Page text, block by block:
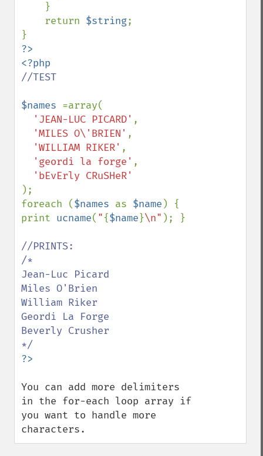
    return
$string;
?>
//TEST
$names =array(
'JEAN-LUC PICARD' ,
'MILES O\'BRIEN' ,
'WILLIAM RIKER' ,
'geordi la forge' ,
);
foreach ($names as $name ) {
print ucname( "{$name}\n" ); }
//PRINTS:
/*
Jean-Luc Picard
Miles O'Brien
William Riker
Geordi La Forge
Beverly Crusher
You can add more delimiters
in the for-each loop array if
you want to handle more
characters.